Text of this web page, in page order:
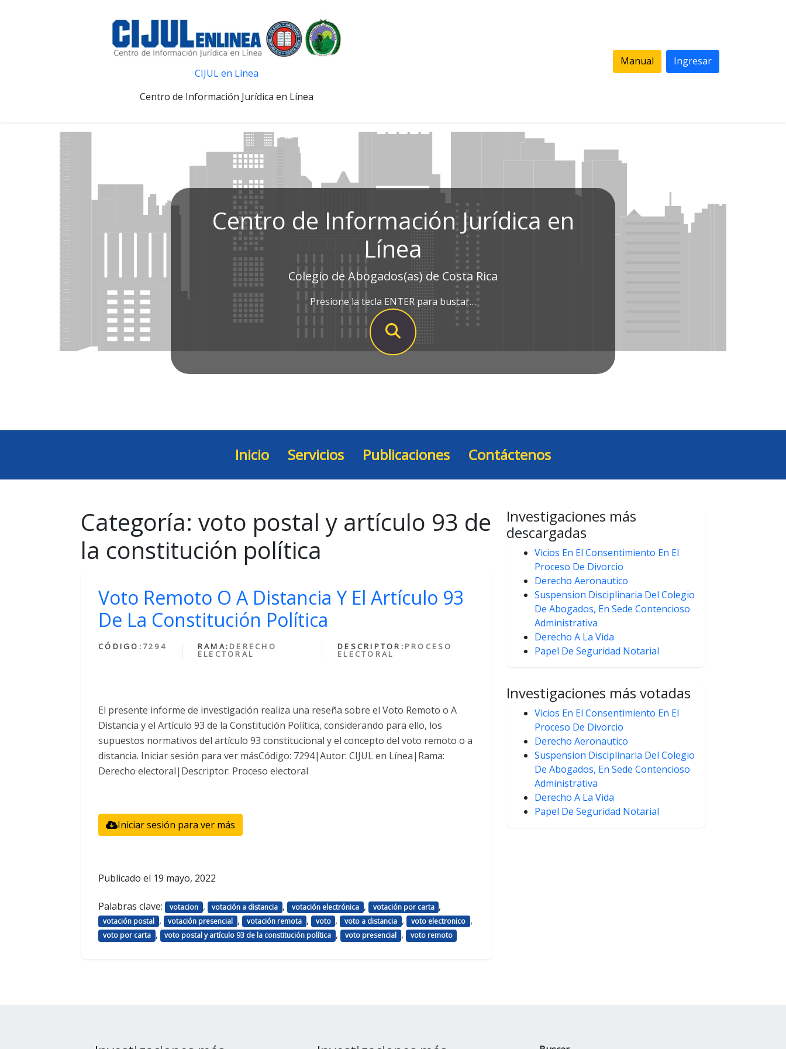
CIJUL en Línea
Centro de Información Jurídica en Línea
Manual Ingresar
Centro de Información Jurídica en
Línea
Colegio de Abogados(as) de Costa Rica
Presione la tecla ENTER para buscar…
Inicio Servicios Publicaciones Contáctenos
Categoría: voto postal y artículo 93 de
la constitución política
Voto Remoto O A Distancia Y El Artículo 93
De La Constitución Política
CÓDIGO: 7294 RAMA: DERECHO
ELECTORAL
DESCRIPTOR: PROCESO
ELECTORAL
El presente informe de investigación realiza una reseña sobre el Voto Remoto o A
Distancia y el Artículo 93 de la Constitución Política, considerando para ello, los
supuestos normativos del artículo 93 constitucional y el concepto del voto remoto o a
distancia. Iniciar sesión para ver másCódigo: 7294|Autor: CIJUL en Línea|Rama:
Derecho electoral|Descriptor: Proceso electoral
Iniciar sesión para ver más
Publicado el 19 mayo, 2022
Palabras clave: votacion , votación a distancia , votación electrónica , votación por carta ,
votación postal , votación presencial , votación remota , voto , voto a distancia , voto electronico ,
voto por carta , voto postal y artículo 93 de la constitución política , voto presencial , voto remoto
Investigaciones más
descargadas
Vicios En El Consentimiento En El
Proceso De Divorcio
Derecho Aeronautico
Suspension Disciplinaria Del Colegio
De Abogados, En Sede Contencioso
Administrativa
Derecho A La Vida
Papel De Seguridad Notarial
Investigaciones más votadas
Vicios En El Consentimiento En El
Proceso De Divorcio
Derecho Aeronautico
Suspension Disciplinaria Del Colegio
De Abogados, En Sede Contencioso
Administrativa
Derecho A La Vida
Papel De Seguridad Notarial